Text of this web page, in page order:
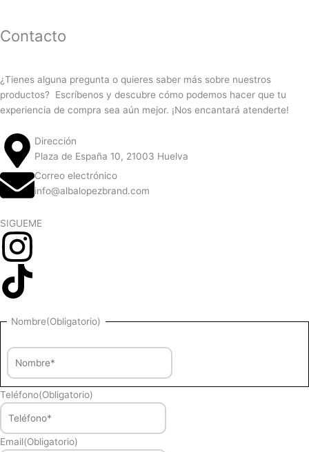
Contacto
¿Tienes alguna pregunta o quieres saber más sobre nuestros
productos? Escríbenos y descubre cómo podemos hacer que tu
experiencia de compra sea aún mejor. ¡Nos encantará atenderte!
Dirección
Plaza de España 10, 21003 Huelva
Correo electrónico
info@albalopezbrand.com
SIGUEME
Nombre(Obligatorio) Nombre
Teléfono(Obligatorio)
Email(Obligatorio)